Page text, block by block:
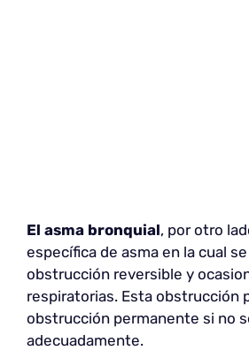
El asma bronquial, por otro
específica de asma en la cual
obstrucción reversible y
respiratorias. Esta obstrucción
obstrucción permanente si no
adecuadamente.